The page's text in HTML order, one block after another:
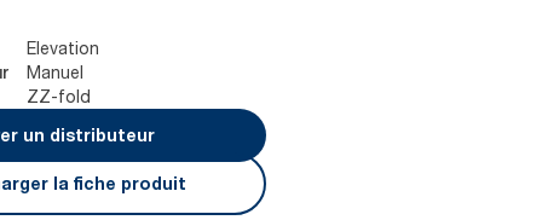
Elevation
Manuel
ZZ-fold
un distributeur
la fiche produit